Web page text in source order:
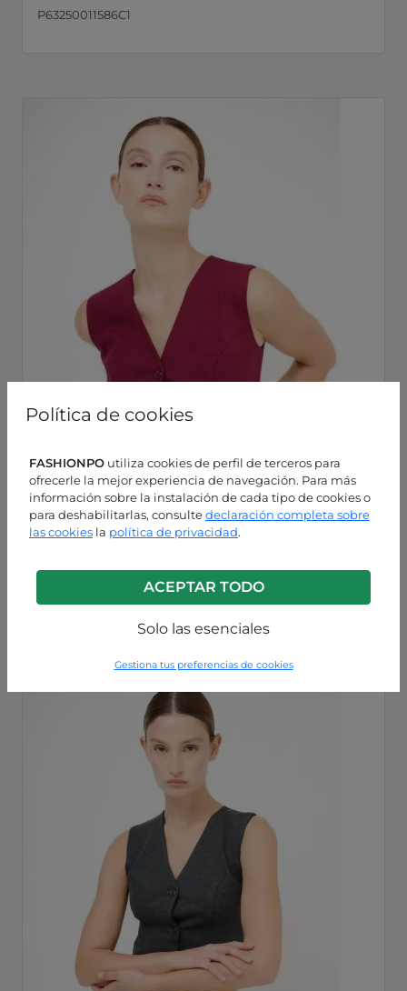
Política de cookies
FASHIONPO utiliza cookies de perfil de terceros para
ofrecerle la mejor experiencia de navegación. Para más
información sobre la instalación de cada tipo de cookies o
para deshabilitarlas, consultedeclaración completa sobre
las cookies la política de privacidad.
ACEPTAR TODO
Solo las esenciales
Gestiona tus preferencias de cookies
P63250011586C1